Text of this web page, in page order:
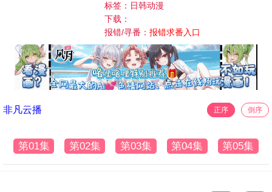
标签：日韩动漫
下载：
报错/寻番：报错求番入口
非凡云播 正序 倒序
第01集 第02集 第03集 第04集 第05集